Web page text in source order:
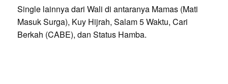
Single lainnya dari Wali di antaranya Mamas (Mati
Masuk Surga), Kuy Hijrah, Salam 5 Waktu, Cari
Berkah (CABE), dan Status Hamba.